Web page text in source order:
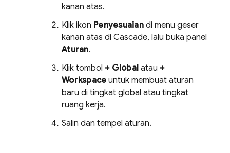
kanan atas.
Klik ikon Penyesuaiandi menu geser
kanan atas di Cascade, lalu buka panel
Aturan.
Klik tombol + Global atau +
Workspace untuk membuat aturan
baru di tingkat global atau tingkat
ruang kerja.
Salin dan tempel aturan.